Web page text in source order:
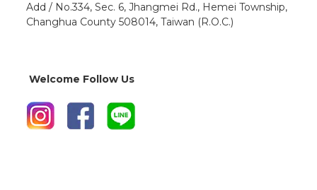
Add / No.334, Sec. 6, Jhangmei Rd., Hemei Township,
Changhua County 508014, Taiwan (R.O.C.)
Welcome Follow Us